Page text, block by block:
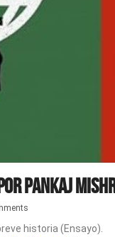
Pankaj
historia (Ensayo).